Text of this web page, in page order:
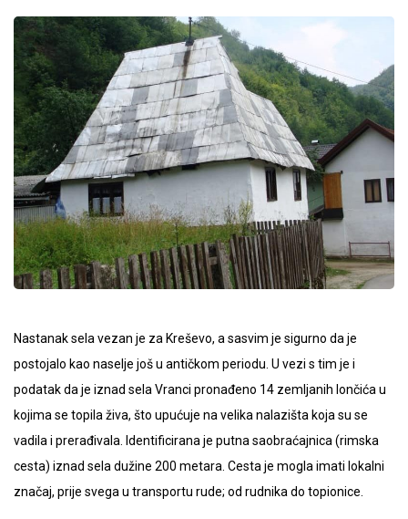
Nastanak sela vezan je za Kreševo, a sasvim je sigurno da je
postojalo kao naselje još u antičkom periodu. U vezi s tim je i
podatak da je iznad sela Vranci pronađeno 14 zemljanih lončića u
kojima se topila živa, što upućuje na velika nalazišta koja su se
vadila i prerađivala. Identificirana je putna saobraćajnica (rimska
cesta) iznad sela dužine 200 metara. Cesta je mogla imati lokalni
značaj, prije svega u transportu rude; od rudnika do topionice.